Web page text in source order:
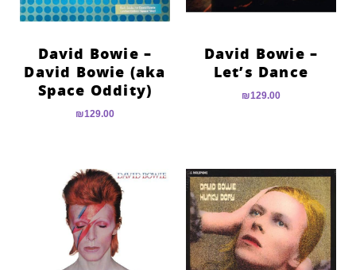
David Bowie –
Let’s Dance
₪129.00
David Bowie –
David Bowie (aka
Space Oddity)
₪129.00